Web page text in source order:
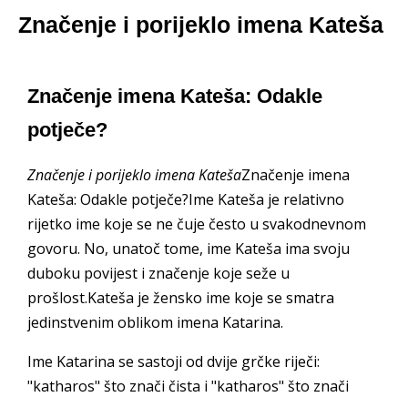
Značenje i porijeklo imena Kateša
Značenje imena Kateša: Odakle
potječe?
Značenje i porijeklo imena KatešaZnačenje imena
Kateša: Odakle potječe?Ime Kateša je relativno
rijetko ime koje se ne čuje često u svakodnevnom
govoru. No, unatoč tome, ime Kateša ima svoju
duboku povijest i značenje koje seže u
prošlost.Kateša je žensko ime koje se smatra
jedinstvenim oblikom imena Katarina.
Ime Katarina se sastoji od dvije grčke riječi:
"katharos" što znači čista i "katharos" što znači